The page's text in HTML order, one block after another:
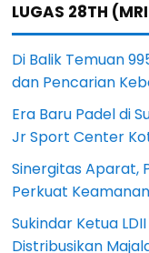
LUGAS 28TH
Di Balik Temuan
dan Pencarian
Era Baru Padel di
Jr Sport Center
Sinergitas Aparat,
Perkuat
Sukindar Ketua
Distribusikan